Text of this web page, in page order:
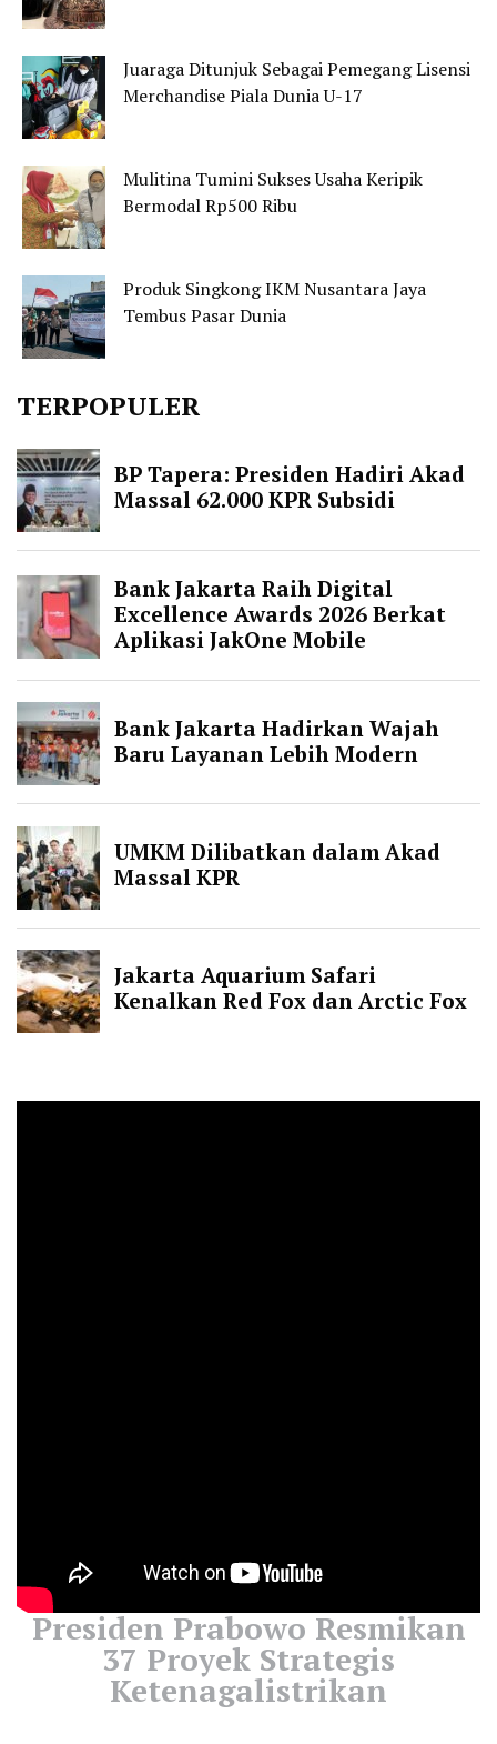
Juaraga Ditunjuk Sebagai Pemegang Lisensi
Merchandise Piala Dunia U-17
Mulitina Tumini Sukses Usaha Keripik
Bermodal Rp500 Ribu
Produk Singkong IKM Nusantara Jaya
Tembus Pasar Dunia
TERPOPULER
Presiden Prabowo Resmikan
37 Proyek Strategis
Ketenagalistrikan